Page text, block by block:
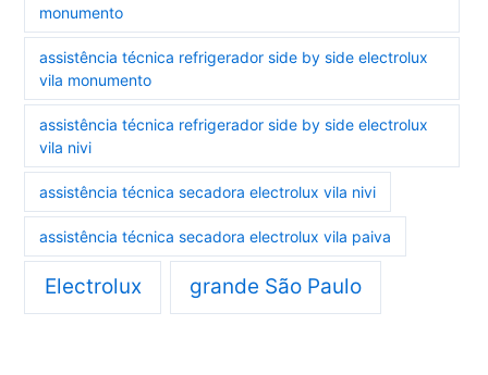
monumento
assistência técnica refrigerador side by side electrolux
vila monumento
assistência técnica refrigerador side by side electrolux
vila nivi
assistência técnica secadora electrolux vila nivi
assistência técnica secadora electrolux vila paiva
Electrolux grande São Paulo